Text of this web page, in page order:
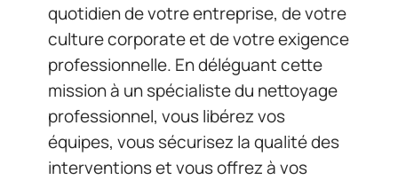
quotidien de votre entreprise, de votre
culture corporate et de votre exigence
professionnelle. En déléguant cette
mission à un spécialiste du nettoyage
professionnel, vous libérez vos
équipes, vous sécurisez la qualité des
interventions et vous offrez à vos